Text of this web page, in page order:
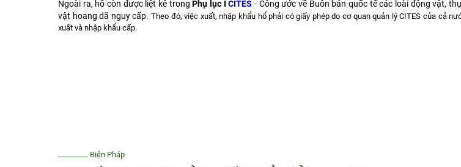
Ngoài ra, hổ còn được liệt kê trongPhụ lục ICITES - Công ước về Buôn bán quốc tế các loài động vật,
vật hoang dã nguy cấp. Theo đó, việc xuất, nhập khẩu hổ phải có giấy phép do cơ quan quản lý CITES của cả
xuất và nhập khẩu cấp.
Biện Pháp